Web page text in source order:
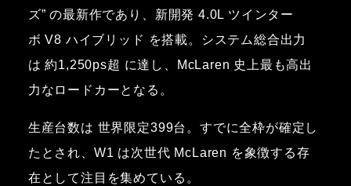
ズ” の最新作であり、新開発 4.0L ツインター
ボ V8 ハイブリッド を搭載。システム総合出力
は 約1,250ps超 に達し、McLaren 史上最も高出
力なロードカーとなる。
生産台数は 世界限定399台。すでに全枠が確定し
たとされ、W1 は次世代 McLaren を象徴する存
在として注目を集めている。